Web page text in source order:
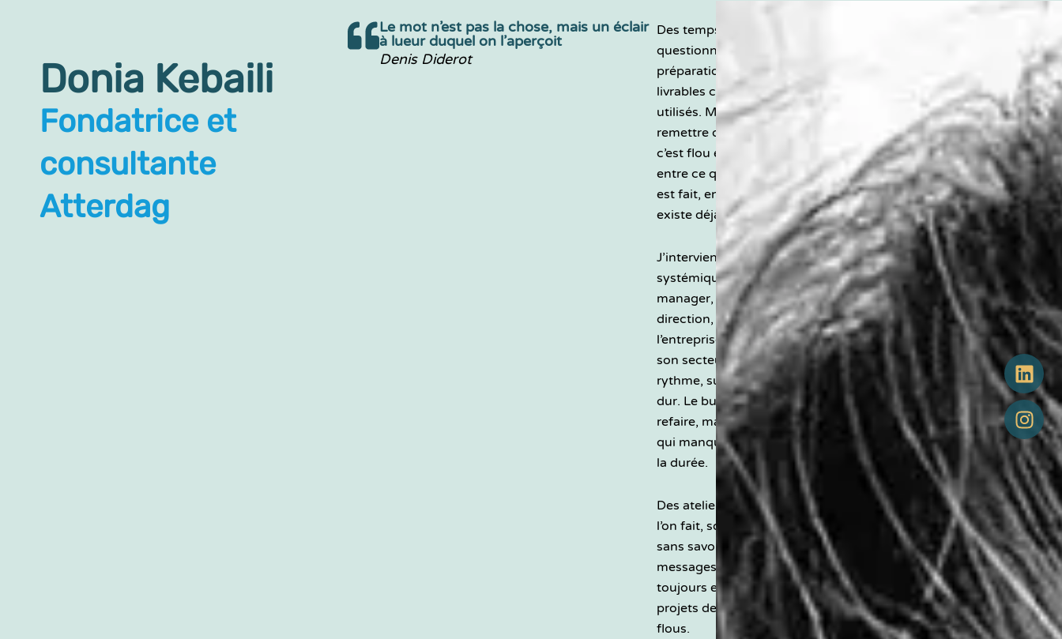
Donia Kebaili
Fondatrice et
consultante
Atterdag
Le mot n’est pas la chose, mais un éclair
à lueur duquel on l’aperçoit
Denis Diderot
Des temps de
questionnement lucides, une
préparation rigoureuse et des
livrables conçus pour être
utilisés. Mon travail, c’est de
remettre de la clarté là où
c’est flou et de la cohérence
entre ce qui est dit et ce qui
est fait, en partant de ce qui
existe déjà.
J’interviens avec un regard
systémique : de l’équipe au
manager, du manager à la
direction, de la direction à
l’entreprise, de l’entreprise à
son secteur. J’avance à votre
rythme, sur le terrain, dans le
dur. Le but n’est pas de tout
refaire, mais de construire ce
qui manque et de tenir dans
la durée.
Des ateliers de production où
l’on fait, souvent bien, parfois
sans savoir pourquoi. Où les
messages ne circulent pas
toujours et où les grands
projets de l’entreprise restent
flous.